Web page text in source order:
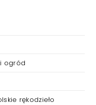
ogród
rękodzieło